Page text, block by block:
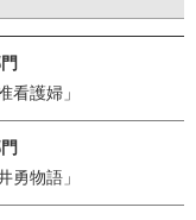
看護婦」
勇物語」